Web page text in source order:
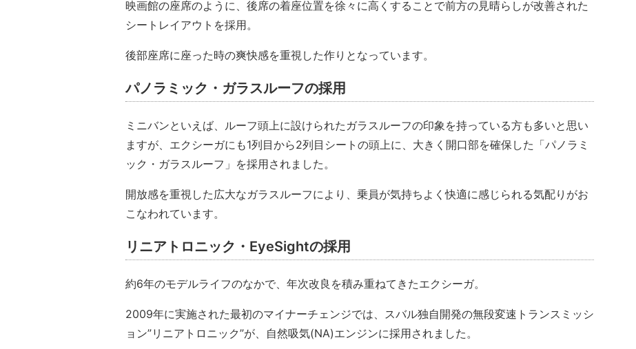
映画館の座席のように、後席の着座位置を徐々に高くすることで前方の見晴らしが改善された
シートレイアウトを採用。
後部座席に座った時の爽快感を重視した作りとなっています。
パノラミック・ガラスルーフの採用
ミニバンといえば、ルーフ頭上に設けられたガラスルーフの印象を持っている方も多いと思い
ますが、エクシーガにも1列目から2列目シートの頭上に、大きく開口部を確保した「パノラミ
ック・ガラスルーフ」を採用されました。
開放感を重視した広大なガラスルーフにより、乗員が気持ちよく快適に感じられる気配りがお
こなわれています。
リニアトロニック・EyeSightの採用
約6年のモデルライフのなかで、年次改良を積み重ねてきたエクシーガ。
2009年に実施された最初のマイナーチェンジでは、スバル独自開発の無段変速トランスミッシ
ョン”リニアトロニック”が、自然吸気(NA)エンジンに採用されました。